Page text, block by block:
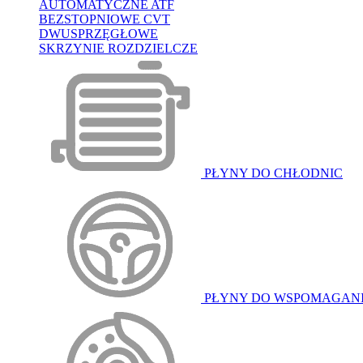
AUTOMATYCZNE ATF
BEZSTOPNIOWE CVT
DWUSPRZĘGŁOWE
SKRZYNIE ROZDZIELCZE
PŁYNY DO CHŁODNIC
PŁYNY DO